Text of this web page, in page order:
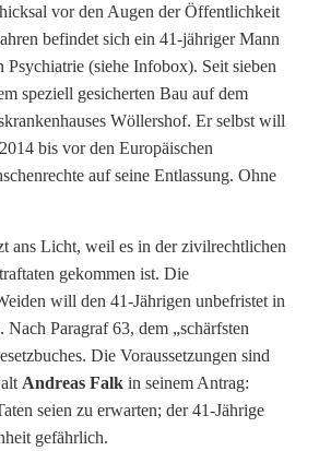
vor den Augen der Öffentlichkeit
befindet sich ein 41-jähriger Mann
Psychiatrie (siehe Infobox). Seit sieben
speziell gesicherten Bau auf dem
Wöllershof. Er selbst will
bis vor den Europäischen
auf seine Entlassung. Ohne
ans Licht, weil es in der zivilrechtlichen
gekommen ist. Die
will den 41-Jährigen unbefristet in
Nach Paragraf 63, dem „schärfsten
Die Voraussetzungen sind
Andreas Falk in seinem Antrag:
seien zu erwarten; der 41-Jährige
gefährlich.